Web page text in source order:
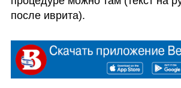
после иврита).